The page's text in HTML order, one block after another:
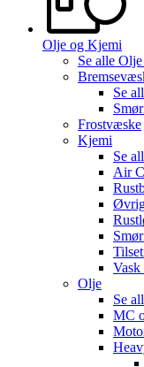
Olje og Kjemi
Se alle
Se
Frostvæske
Kjemi
Se
Air
Vask
Olje
Se
MC